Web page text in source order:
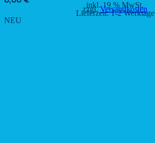
inkl. 19 % MwSt.
zzgl.Versandkosten
Lieferzeit:1-2 Werktage
NEU